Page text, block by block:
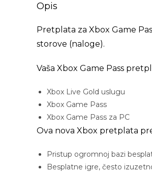
Opis
Pretplata za Xbox Game
storove (naloge).
Vaša Xbox Game Pass
Xbox Live Gold uslugu
Xbox Game Pass
Xbox Game Pass za PC
Ova nova Xbox pretplata
Pristup ogromnoj bazi
Besplatne igre, često